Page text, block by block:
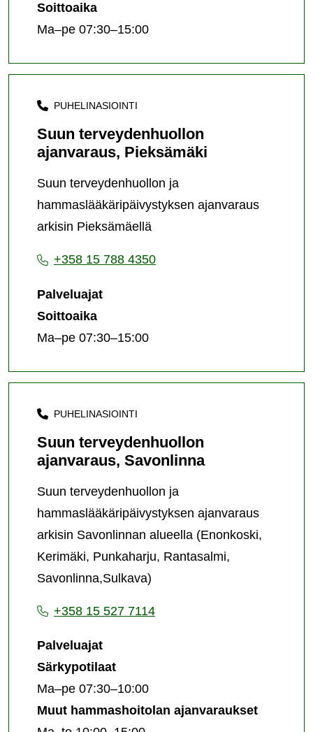
Soittoaika
Ma–pe 07:30–15:00
PUHELINASIOINTI
Suun terveydenhuollon
ajanvaraus, Pieksämäki
Suun terveydenhuollon ja
hammaslääkäripäivystyksen ajanvaraus
arkisin Pieksämäellä
+358 15 788 4350
Palveluajat
Soittoaika
Ma–pe 07:30–15:00
PUHELINASIOINTI
Suun terveydenhuollon
ajanvaraus, Savonlinna
Suun terveydenhuollon ja
hammaslääkäripäivystyksen ajanvaraus
arkisin Savonlinnan alueella (Enonkoski,
Kerimäki, Punkaharju, Rantasalmi,
Savonlinna,Sulkava)
+358 15 527 7114
Palveluajat
Särkypotilaat
Ma–pe 07:30–10:00
Muut hammashoitolan ajanvaraukset